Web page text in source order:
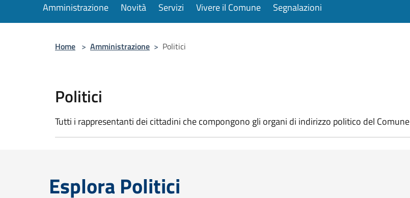
Amministrazione Novità Servizi Vivere il Comune Segnalazioni
Home > Amministrazione > Politici
Politici
Tutti i rappresentanti dei cittadini che compongono gli organi di indirizzo politico del Comune
Esplora Politici